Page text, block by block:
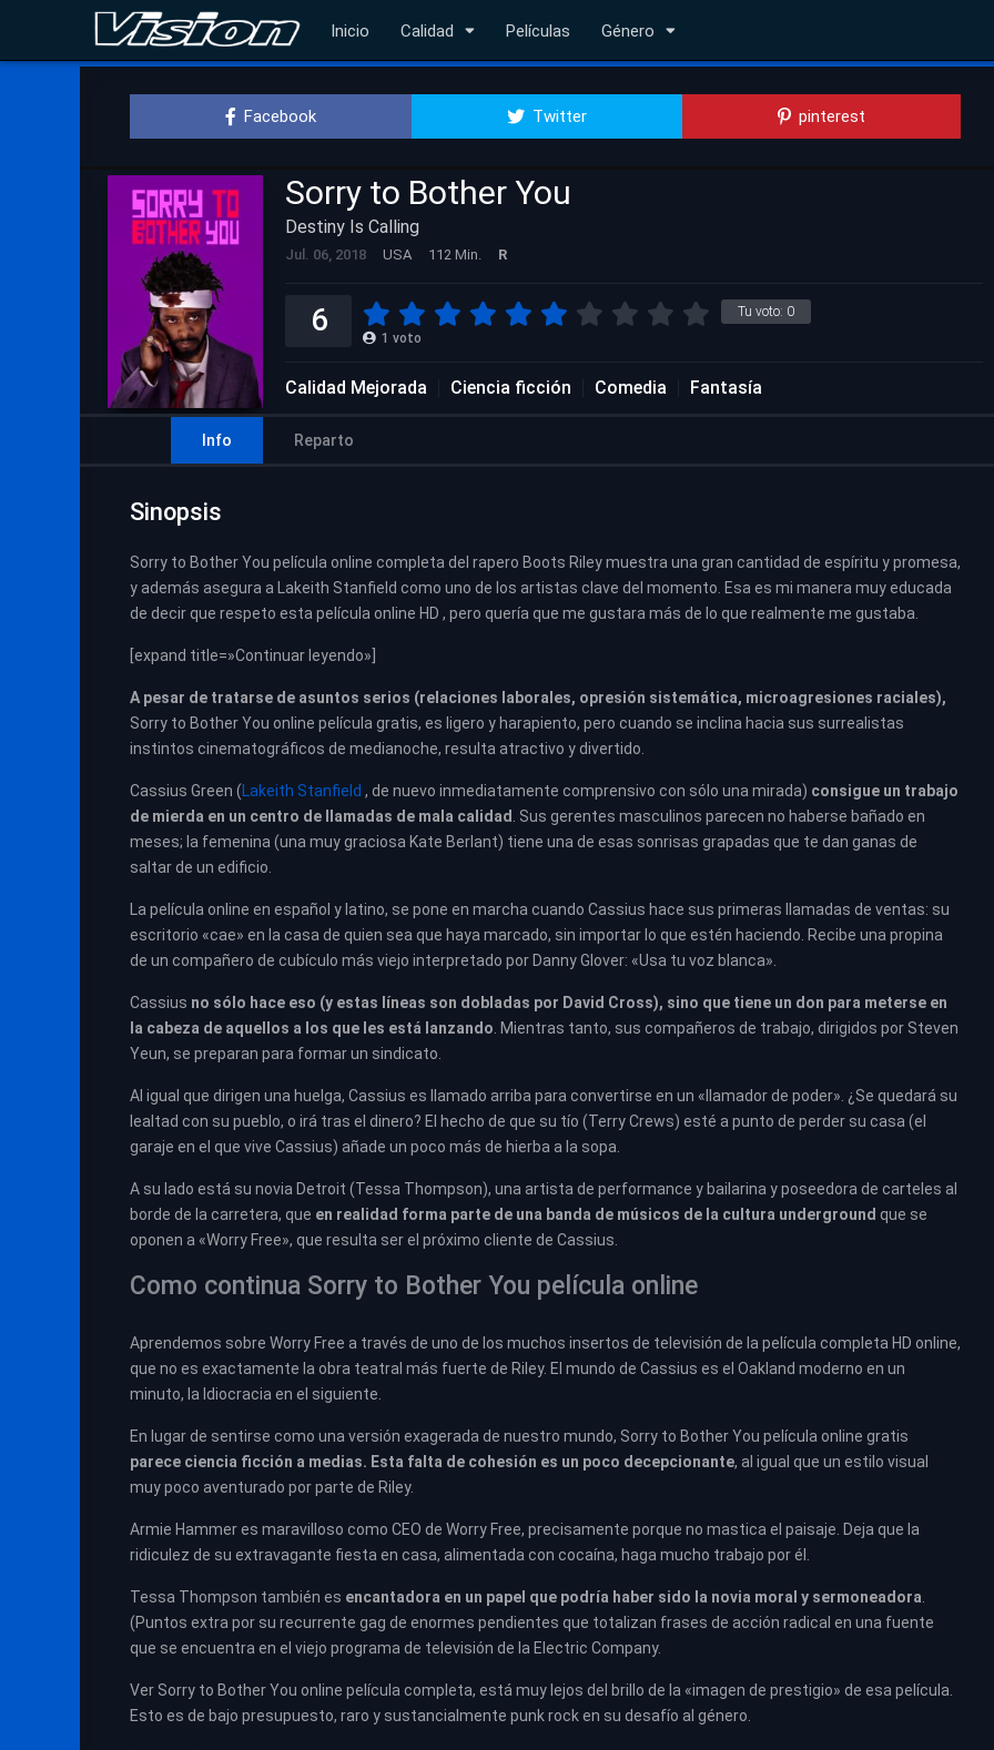
Inicio Calidad Películas Género
Facebook Twitter pinterest
Sorry to Bother You
Destiny Is Calling
Jul. 06, 2018 USA 112 Min. R
Tu voto: 0
6 1 voto
Calidad Mejorada Ciencia ficción Comedia Fantasía
Info Reparto
Sinopsis
Sorry to Bother You película online completa del rapero Boots Riley muestra una gran cantidad de espíritu y promesa,
y además asegura a Lakeith Stanfield como uno de los artistas clave del momento. Esa es mi manera muy educada
de decir que respeto esta película online HD , pero quería que me gustara más de lo que realmente me gustaba.
[expand title=»Continuar leyendo»]
A pesar de tratarse de asuntos serios (relaciones laborales, opresión sistemática, microagresiones raciales),
Sorry to Bother You online película gratis, es ligero y harapiento, pero cuando se inclina hacia sus surrealistas
instintos cinematográficos de medianoche, resulta atractivo y divertido.
Cassius Green ( Lakeith Stanfield , de nuevo inmediatamente comprensivo con sólo una mirada) consigue un trabajo
de mierda en un centro de llamadas de mala calidad
. Sus gerentes masculinos parecen no haberse bañado en
meses; la femenina (una muy graciosa Kate Berlant) tiene una de esas sonrisas grapadas que te dan ganas de
saltar de un edificio.
La película online en español y latino, se pone en marcha cuando Cassius hace sus primeras llamadas de ventas: su
escritorio «cae» en la casa de quien sea que haya marcado, sin importar lo que estén haciendo. Recibe una propina
de un compañero de cubículo más viejo interpretado por Danny Glover: «Usa tu voz blanca».
Cassius no sólo hace eso (y estas líneas son dobladas por David Cross), sino que tiene un don para meterse en
la cabeza de aquellos a los que les está lanzando . Mientras tanto, sus compañeros de trabajo, dirigidos por Steven
Yeun, se preparan para formar un sindicato.
Al igual que dirigen una huelga, Cassius es llamado arriba para convertirse en un «llamador de poder». ¿Se quedará su
lealtad con su pueblo, o irá tras el dinero? El hecho de que su tío (Terry Crews) esté a punto de perder su casa (el
garaje en el que vive Cassius) añade un poco más de hierba a la sopa.
A su lado está su novia Detroit (Tessa Thompson), una artista de performance y bailarina y poseedora de carteles al
borde de la carretera, que en realidad forma parte de una banda de músicos de la cultura underground que se
oponen a «Worry Free», que resulta ser el próximo cliente de Cassius.
Como continua Sorry to Bother You película online
Aprendemos sobre Worry Free a través de uno de los muchos insertos de televisión de la película completa HD online,
que no es exactamente la obra teatral más fuerte de Riley. El mundo de Cassius es el Oakland moderno en un
minuto, la Idiocracia en el siguiente.
En lugar de sentirse como una versión exagerada de nuestro mundo, Sorry to Bother You película online gratis
parece ciencia ficción a medias. Esta falta de cohesión es un poco decepcionante, al igual que un estilo visual
muy poco aventurado por parte de Riley.
Armie Hammer es maravilloso como CEO de Worry Free, precisamente porque no mastica el paisaje. Deja que la
ridiculez de su extravagante fiesta en casa, alimentada con cocaína, haga mucho trabajo por él.
Tessa Thompson también es encantadora en un papel que podría haber sido la novia moral y sermoneadora
(Puntos extra por su recurrente gag de enormes pendientes que totalizan frases de acción radical en una fuente
que se encuentra en el viejo programa de televisión de la Electric Company.
Ver Sorry to Bother You online película completa, está muy lejos del brillo de la «imagen de prestigio» de esa película.
Esto es de bajo presupuesto, raro y sustancialmente punk rock en su desafío al género.